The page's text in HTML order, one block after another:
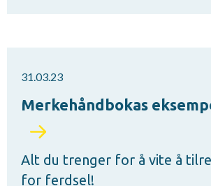
31.03.23
Merkehåndbokas
Alt du trenger for å vite å
for ferdsel!